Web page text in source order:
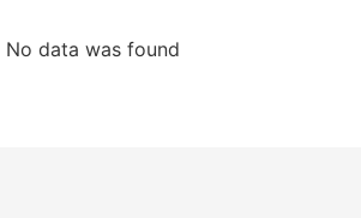
No data was found